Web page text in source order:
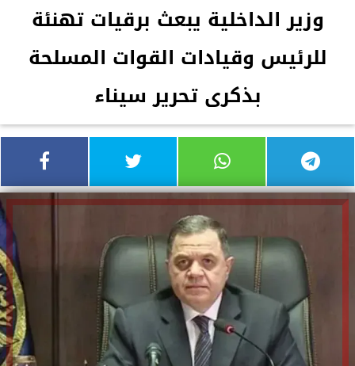
وزير الداخلية يبعث برقيات تهنئة
للرئيس وقيادات القوات المسلحة
بذكرى تحرير سيناء